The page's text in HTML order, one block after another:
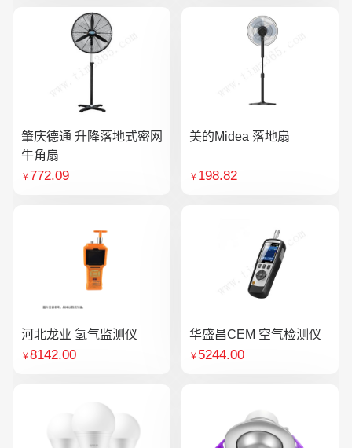
肇庆德通 升降落地式密网
牛角扇
￥772.09
美的Midea 落地扇
￥ 198.82
河北龙业 氢气监测仪
￥8142.00
华盛昌CEM 空气检测仪
￥ 5244.00